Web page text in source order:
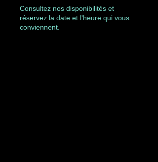
Consultez nos disponibilités et
réservez la date et l'heure qui vous
conviennent.